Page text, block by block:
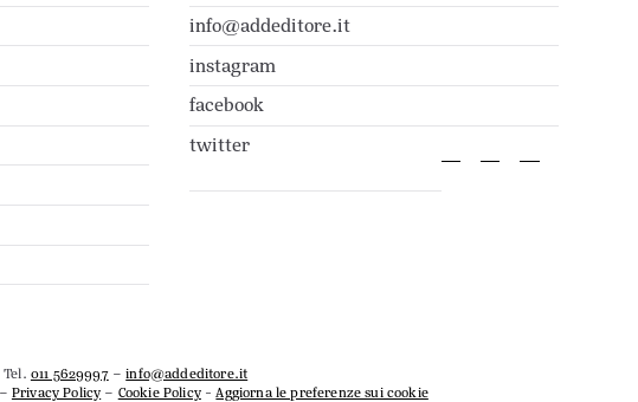
info@addeditore.it
instagram
facebook
twitter
011 5629997–info@addeditore.it
– Privacy Policy – Cookie Policy-Aggiorna le preferenze sui cookie